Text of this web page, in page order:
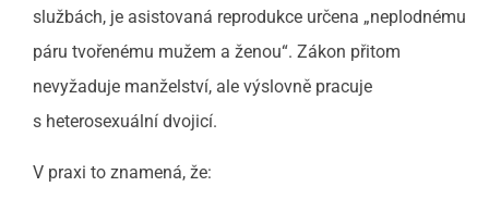
službách, je asistovaná reprodukce určena „neplodnému
páru tvořenému mužem a ženou“. Zákon přitom
nevyžaduje manželství, ale výslovně pracuje
s heterosexuální dvojicí.
V praxi to znamená, že: